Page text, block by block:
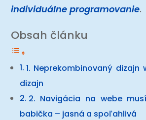
individuálne programovanie.
Obsah článku
1. Neprekombinovaný
dizajn
2. Navigácia na webe
babička – jasná a spoľahlivá